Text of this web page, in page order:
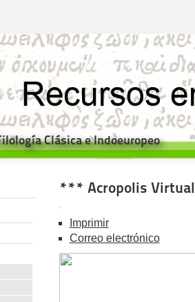
Clásica e Indoeuropeo
*** Acropolis
Imprimir
Correo electrónico